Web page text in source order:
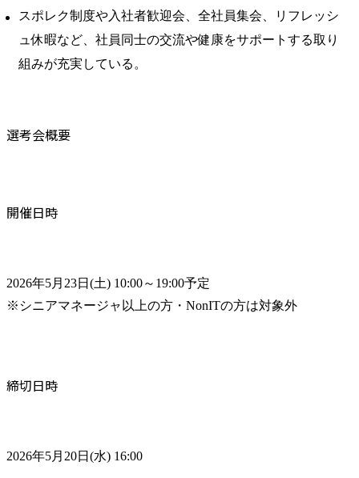
スポレク制度や入社者歓迎会、全社員集会、リフレッシ
ュ休暇など、社員同士の交流や健康をサポートする取り
組みが充実している。
選考会概要
開催日時
2026年5月23日(土) 10:00～19:00予定
※シニアマネージャ以上の方・NonITの方は対象外
締切日時
2026年5月20日(水) 16:00